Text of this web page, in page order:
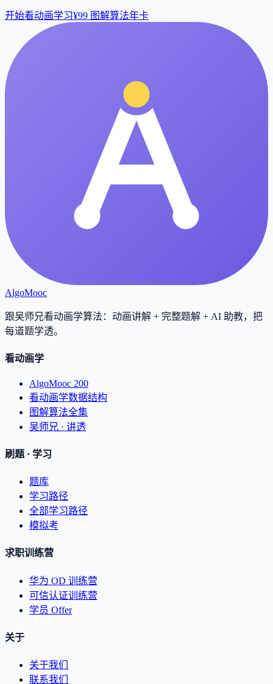
开始看动画学习¥99 图解算法年卡
AlgoMooc
跟吴师兄看动画学算法：动画讲解 + 完整题解 + AI 助教，把
每道题学透。
看动画学
AlgoMooc 200
看动画学数据结构
图解算法全集
吴师兄 · 讲透
刷题 · 学习
题库
学习路径
全部学习路径
模拟考
求职训练营
华为 OD 训练营
可信认证训练营
学员 Offer
关于
关于我们
联系我们